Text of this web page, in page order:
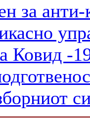
за анти-
Ковид -